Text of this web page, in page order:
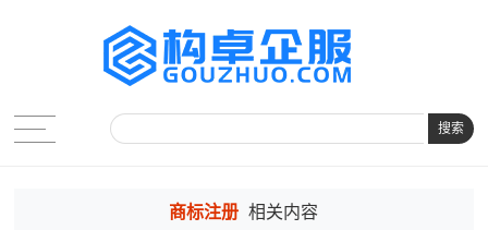
搜索
商标注册 相关内容